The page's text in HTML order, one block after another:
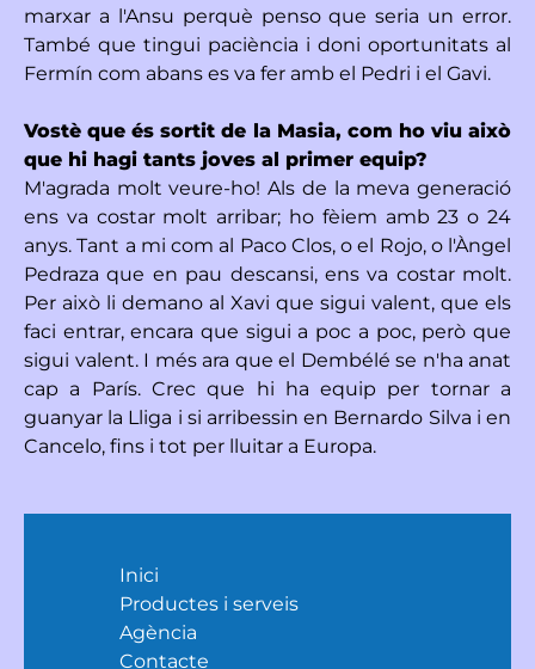
marxar a l'Ansu perquè penso que seria un error.
També que tingui paciència i doni oportunitats al
Fermín com abans es va fer amb el Pedri i el Gavi.
Vostè que és sortit de la Masia, com ho viu això
que hi hagi tants joves al primer equip?
M'agrada molt veure-ho! Als de la meva generació
ens va costar molt arribar; ho fèiem amb 23 o 24
anys. Tant a mi com al Paco Clos, o el Rojo, o l'Àngel
Pedraza que en pau descansi, ens va costar molt.
Per això li demano al Xavi que sigui valent, que els
faci entrar, encara que sigui a poc a poc, però que
sigui valent. I més ara que el Dembélé se n'ha anat
cap a París. Crec que hi ha equip per tornar a
guanyar la Lliga i si arribessin en Bernardo Silva i en
Cancelo, fins i tot per lluitar a Europa.
Inici
Productes i serveis
Agència
Contacte